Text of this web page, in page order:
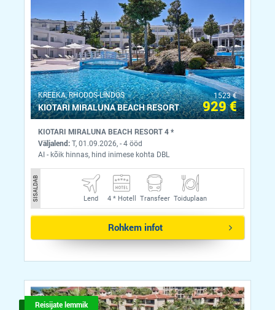
KREEKA, RHODOS-LINDOS
KIOTARI MIRALUNA BEACH RESORT
1523 €
929 €
KIOTARI MIRALUNA BEACH RESORT 4 *
Väljalend: T, 01.09.2026, - 4 ööd
AI - kõik hinnas, hind inimese kohta DBL
SISALDAB Lend 4 *Hotell Transfeer Toiduplaan
Rohkem infot
Reisijate lemmik